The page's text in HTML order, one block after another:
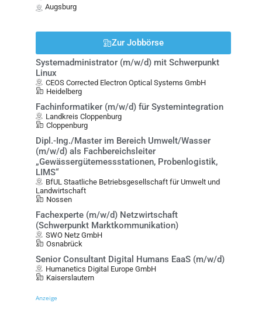
Augsburg
Zur Jobbörse
Systemadministrator (m/w/d) mit Schwerpunkt
Linux
CEOS Corrected Electron Optical Systems GmbH
Heidelberg
Fachinformatiker (m/w/d) für Systemintegration
Landkreis Cloppenburg
Cloppenburg
Dipl.-Ing./Master im Bereich Umwelt/Wasser
(m/w/d) als Fachbereichsleiter
„Gewässergütemessstationen, Probenlogistik,
LIMS“
BfUL Staatliche Betriebsgesellschaft für Umwelt und
Landwirtschaft
Nossen
Fachexperte (m/w/d) Netzwirtschaft
(Schwerpunkt Marktkommunikation)
SWO Netz GmbH
Osnabrück
Senior Consultant Digital Humans EaaS (m/w/d)
Humanetics Digital Europe GmbH
Kaiserslautern
Anzeige